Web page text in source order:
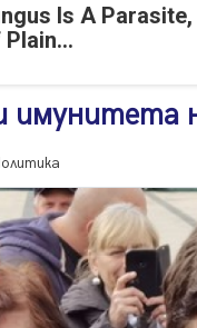
Is A
Plain...
имунитета